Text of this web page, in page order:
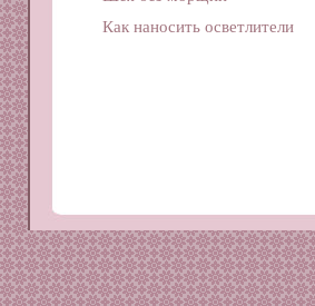
Как наносить осветлители